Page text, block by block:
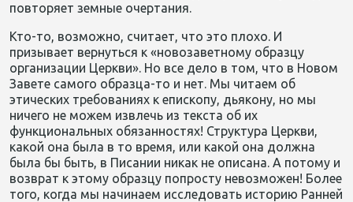
повторяет земные очертания.
Кто-то, возможно, считает, что это плохо. И
призывает вернуться к «новозаветному образцу
организации Церкви». Но все дело в том, что в Новом
Завете самого образца-то и нет. Мы читаем об
этических требованиях к епископу, дьякону, но мы
ничего не можем извлечь из текста об их
функциональных обязанностях! Структура Церкви,
какой она была в то время, или какой она должна
была бы быть, в Писании никак не описана. А потому и
возврат к этому образцу попросту невозможен! Более
того, когда мы начинаем исследовать историю Ранней